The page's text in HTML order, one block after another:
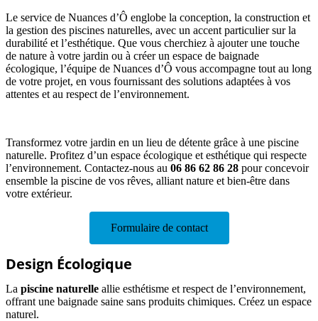
Le service de Nuances d’Ô englobe la conception, la construction et
la gestion des piscines naturelles, avec un accent particulier sur la
durabilité et l’esthétique. Que vous cherchiez à ajouter une touche
de nature à votre jardin ou à créer un espace de baignade
écologique, l’équipe de Nuances d’Ô vous accompagne tout au long
de votre projet, en vous fournissant des solutions adaptées à vos
attentes et au respect de l’environnement.
Transformez votre jardin en un lieu de détente grâce à une piscine
naturelle. Profitez d’un espace écologique et esthétique qui respecte
l’environnement. Contactez-nous au 06 86 62 86 28 pour concevoir
ensemble la piscine de vos rêves, alliant nature et bien-être dans
votre extérieur.
Formulaire de contact
Design Écologique
La piscine naturelle allie esthétisme et respect de l’environnement,
offrant une baignade saine sans produits chimiques. Créez un espace
naturel.